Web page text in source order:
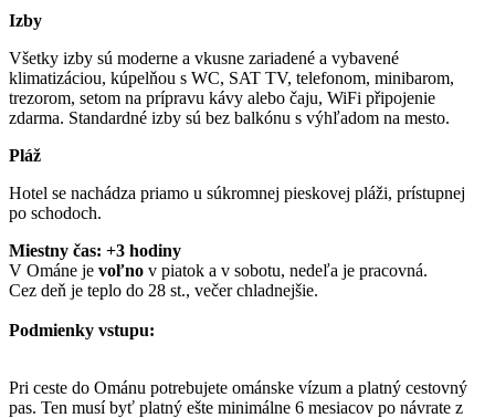
Izby
Všetky izby sú moderne a vkusne zariadené a vybavené
klimatizáciou, kúpelňou s WC, SAT TV, telefonom, minibarom,
trezorom, setom na prípravu kávy alebo čaju, WiFi připojenie
zdarma. Standardné izby sú bez balkónu s výhľadom na mesto.
Pláž
Hotel se nachádza priamo u súkromnej pieskovej pláži, prístupnej
po schodoch.
Miestny čas: +3 hodiny
V Ománe je voľno v piatok a v sobotu, nedeľa je pracovná.
Cez deň je teplo do 28 st., večer chladnejšie.
Podmienky vstupu:
Pri ceste do Ománu potrebujete ománske vízum a platný cestovný
pas. Ten musí byť platný ešte minimálne 6 mesiacov po návrate z